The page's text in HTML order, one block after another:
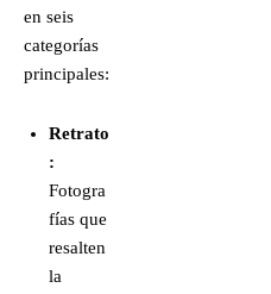
en seis
categorías
principales:
Retrato
:
Fotogra
fías que
resalten
la